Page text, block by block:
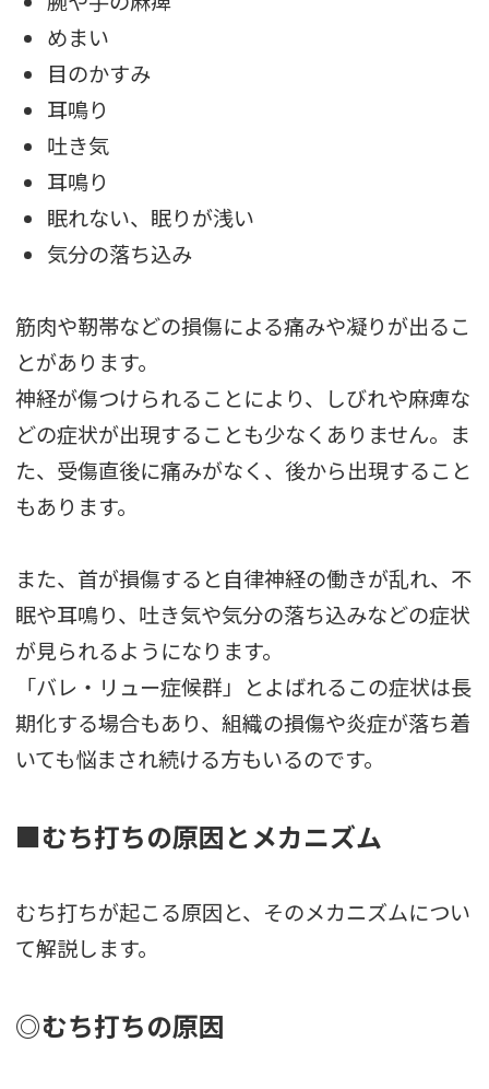
めまい
目のかすみ
耳鳴り
吐き気
耳鳴り
眠れない、眠りが浅い
気分の落ち込み
筋肉や靭帯などの損傷による痛みや凝りが出るこ
とがあります。
神経が傷つけられることにより、しびれや麻痺な
どの症状が出現することも少なくありません。ま
た、受傷直後に痛みがなく、後から出現すること
もあります。
また、首が損傷すると自律神経の働きが乱れ、不
眠や耳鳴り、吐き気や気分の落ち込みなどの症状
が見られるようになります。
「バレ・リュー症候群」とよばれるこの症状は長
期化する場合もあり、組織の損傷や炎症が落ち着
いても悩まされ続ける方もいるのです。
■むち打ちの原因とメカニズム
むち打ちが起こる原因と、そのメカニズムについ
て解説します。
◎むち打ちの原因